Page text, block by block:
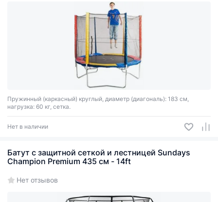
Пружинный (каркасный) круглый, диаметр (диагональ): 183 см,
нагрузка: 60 кг, сетка.
Нет в наличии
Батут с защитной сеткой и лестницей Sundays
Champion Premium 435 см - 14ft
Нет отзывов